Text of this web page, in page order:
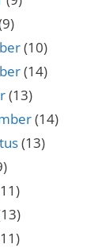
(10)
(14)
(13)
(14)
(13)